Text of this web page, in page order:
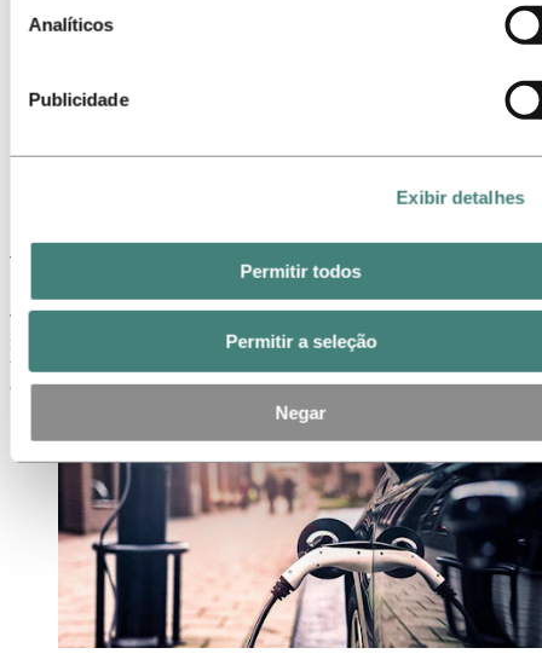
esperado.
Analíticos
Publicidade
Exibir detalhes
Permitir todos
Permitir a seleção
Negar
Automotiva
Veículos elétricos
O alumínio na indústria
automotiva – o alumínio nos
veículos elétricos
Tornar os veículos mais leves utilizando alumínio é uma das
maneiras mais efetivas de melhorar a eficiência energética de
veículos elétricos e híbridos. A Hydro desenvolve e fabrica
componentes leves para veículos elétricos e híbridos.